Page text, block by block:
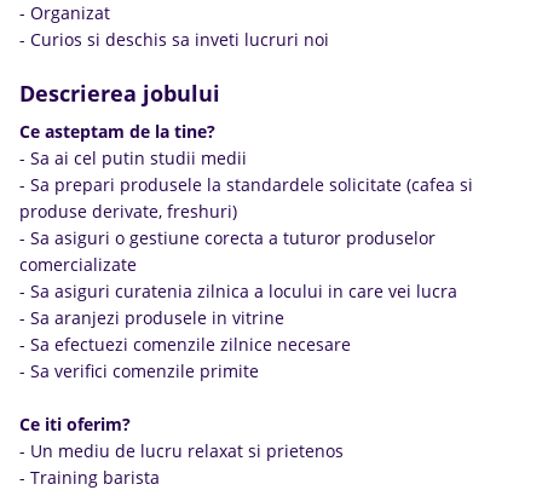
- Organizat
- Curios si deschis sa inveti lucruri noi
Descrierea jobului
Ce asteptam de la tine?
- Sa ai cel putin studii medii
- Sa prepari produsele la standardele solicitate (cafea si
produse derivate, freshuri)
- Sa asiguri o gestiune corecta a tuturor produselor
comercializate
- Sa asiguri curatenia zilnica a locului in care vei lucra
- Sa aranjezi produsele in vitrine
- Sa efectuezi comenzile zilnice necesare
- Sa verifici comenzile primite
Ce iti oferim?
- Un mediu de lucru relaxat si prietenos
- Training barista